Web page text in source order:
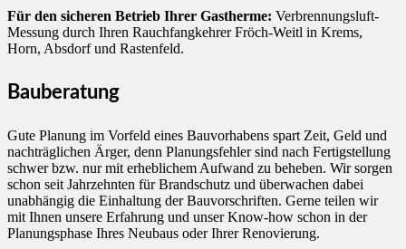
Für den sicheren Betrieb Ihrer Gastherme: Verbrennungsluft-
Messung durch Ihren Rauchfangkehrer Fröch-Weitl in Krems,
Horn, Absdorf und Rastenfeld.
Bauberatung
Gute Planung im Vorfeld eines Bauvorhabens spart Zeit, Geld und
nachträglichen Ärger, denn Planungsfehler sind nach Fertigstellung
schwer bzw. nur mit erheblichem Aufwand zu beheben. Wir sorgen
schon seit Jahrzehnten für Brandschutz und überwachen dabei
unabhängig die Einhaltung der Bauvorschriften. Gerne teilen wir
mit Ihnen unsere Erfahrung und unser Know-how schon in der
Planungsphase Ihres Neubaus oder Ihrer Renovierung.